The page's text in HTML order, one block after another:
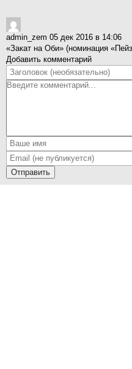
admin_zem 05 дек 2016 в 14:06
«Закат на Оби» (номинация
Добавить комментарий
Отправить